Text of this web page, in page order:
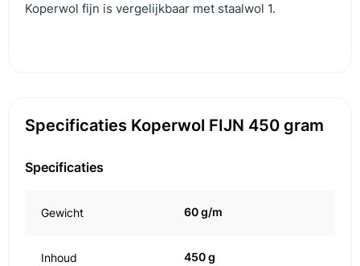
Koperwol fijn is vergelijkbaar met staalwol 1.
Specificaties Koperwol FIJN 450 gram
Specificaties
Gewicht 60 g/m
Inhoud 450 g